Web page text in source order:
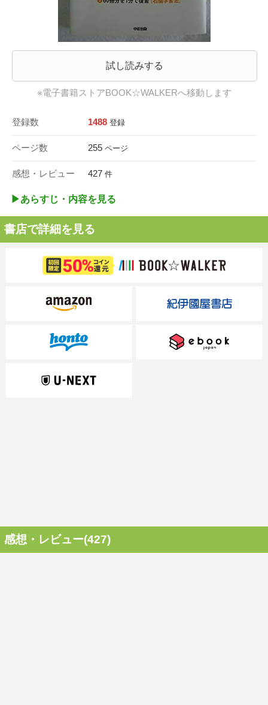
試し読みする
※電子書籍ストアBOOK☆WALKERへ移動します
登録数 1488 登録
ページ数 255 ページ
感想・レビュー 427 件
▶︎あらすじ・内容を見る
書店で詳細を見る
感想・レビュー(427)